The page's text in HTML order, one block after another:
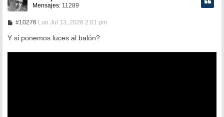
Mensajes: 11289
#10276M
n
Lun Jul 13, 2026 2:01 pm
Y si ponemos luces al balón?